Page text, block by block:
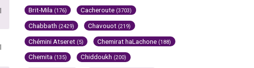
Brit-Mila (176) Cacheroute (3703)
Chabbath (2429) Chavouot (219)
Chémini Atseret (5) Chemirat haLachone (188)
Chemita (135) Chiddoukh (200)